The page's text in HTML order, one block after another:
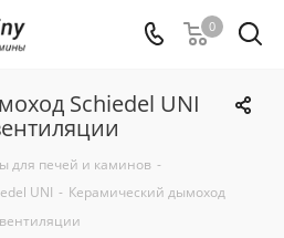
0
Schiedel UNI
для печей и каминов -
UNI - Керамический дымоход